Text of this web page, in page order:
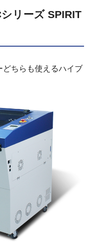
リーズ SPIRIT
ちらも使えるハイブ